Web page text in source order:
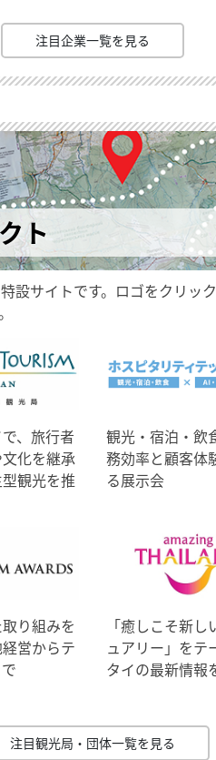
注目企業一覧を見る
ト
設サイトです。ロゴをクリッ
、旅行者
化を継承
観光を推
観光・宿泊・飲
務効率と顧客体
る展示会
り組みを
営からテ
「癒しこそ新し
ュアリー」をテ
タイの最新情報
注目観光局・団体一覧を見る